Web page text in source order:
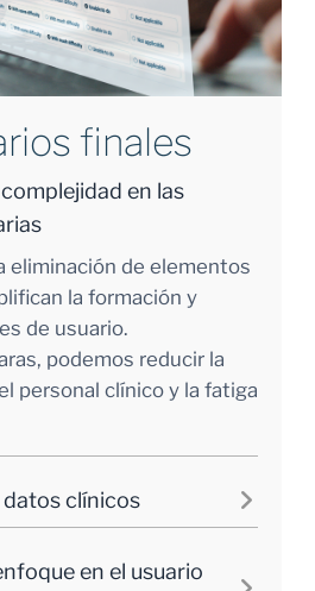
finales
en las
eliminación de elementos
la formación y
de usuario.
podemos reducir la
personal clínico y la fatiga
datos clínicos
en el usuario